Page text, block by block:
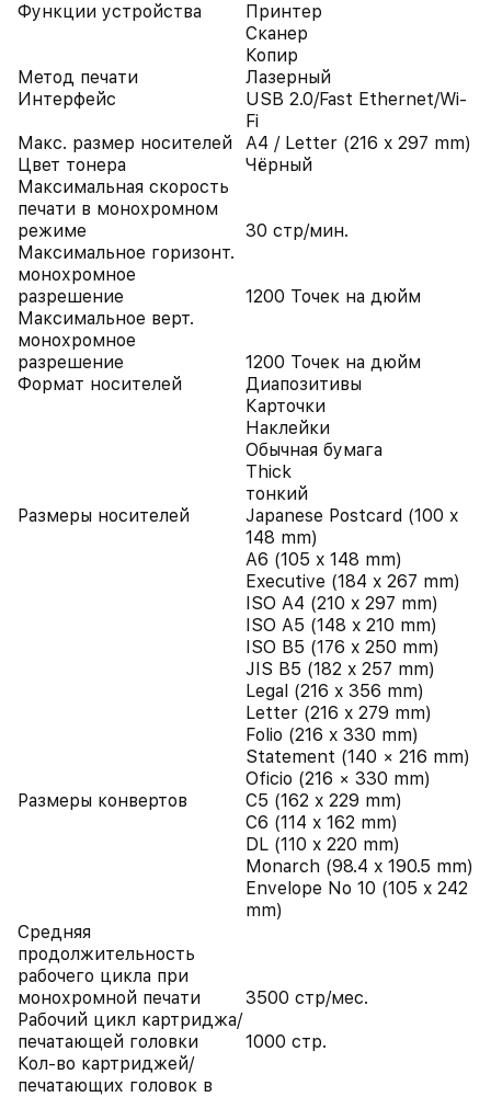
Функции устройства
Принтер
Сканер
Копир
Метод печати
Лазерный
Интерфейс
USB 2.0/Fast Ethernet/Wi-
Fi
Макс. размер носителей
A4 / Letter (216 x 297 mm)
Цвет тонера
Чёрный
Максимальная скорость
печати в монохромном
режиме
30 стр/мин.
Максимальное горизонт.
монохромное
разрешение
1200 Точек на дюйм
Максимальное верт.
монохромное
разрешение
1200 Точек на дюйм
Формат носителей
Диапозитивы
Карточки
Наклейки
Обычная бумага
Thick
тонкий
Размеры носителей
Japanese Postcard (100 x
148 mm)
A6 (105 x 148 mm)
Executive (184 x 267 mm)
ISO A4 (210 x 297 mm)
ISO A5 (148 x 210 mm)
ISO B5 (176 x 250 mm)
JIS B5 (182 x 257 mm)
Legal (216 x 356 mm)
Letter (216 x 279 mm)
Folio (216 x 330 mm)
Statement (140 × 216 mm)
Oficio (216 × 330 mm)
Размеры конвертов
C5 (162 x 229 mm)
C6 (114 x 162 mm)
DL (110 x 220 mm)
Monarch (98.4 x 190.5 mm)
Envelope No 10 (105 x 242
mm)
Средняя
продолжительность
рабочего цикла при
монохромной печати
3500 стр/мес.
Рабочий цикл картриджа/
печатающей головки
1000 стр.
Кол-во картриджей/
печатающих головок в